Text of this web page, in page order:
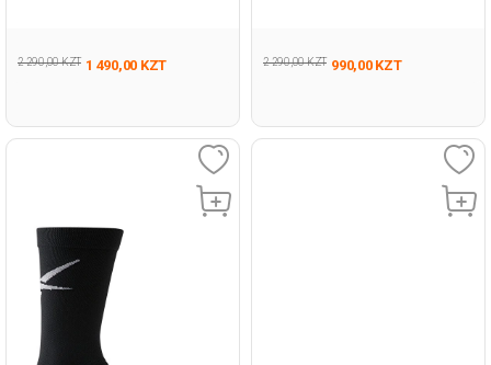
2 290,00 KZT 1 490,00 KZT 2 290,00 KZT 990,00 KZT